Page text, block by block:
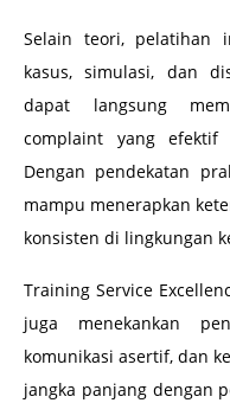
Selain teori, pelatihan
kasus, simulasi, dan
dapat langsung
complaint yang
Dengan pendekatan
mampu menerapkan
konsisten di lingkungan
Training Service
juga menekankan
komunikasi asertif, dan
jangka panjang dengan